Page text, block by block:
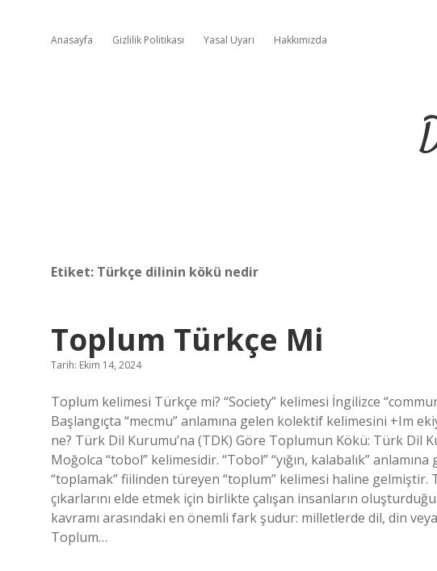
Anasayfa Gizlilik Politikası Yasal Uyarı Hakkımızda
Etiket: Türkçe dilinin kökü nedir
Toplum Türkçe Mi
Tarih: Ekim 14, 2024
Toplum kelimesi Türkçe mi? “Society” kelimesi İngilizce
Başlangıçta “mecmu” anlamına gelen kolektif kelimesini +Im
ne? Türk Dil Kurumu’na (TDK) Göre Toplumun Kökü: Türk Dil
Moğolca “tobol” kelimesidir. “Tobol” “yığın, kalabalık”
“toplamak” fiilinden türeyen “toplum” kelimesi haline gelmiştir.
çıkarlarını elde etmek için birlikte çalışan insanların
kavramı arasındaki en önemli fark şudur: milletlerde dil, din
Toplum…